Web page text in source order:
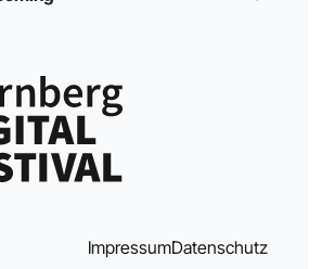
ImpressumDatenschutz